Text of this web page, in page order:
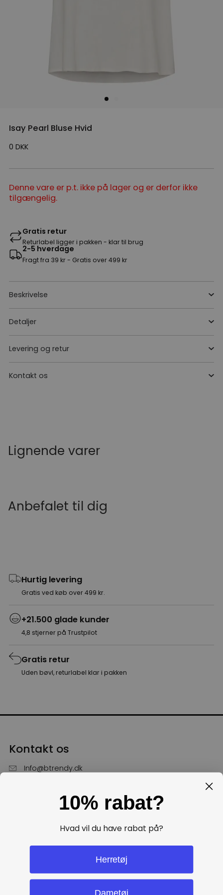
Isay Pearl Bluse Hvid
0 DKK
Denne vare er p.t. ikke på lager og er derfor ikke
tilgængelig.
Gratis retur
Returlabel ligger i pakken - klar til brug
2-5 hverdage
Fragt fra 39 kr - Gratis over 499 kr
Beskrivelse
Detaljer
Levering og retur
Kontakt os
Lignende varer
Anbefalet til dig
Hurtig levering
Gratis ved køb over 499 kr.
+21.500 glade kunder
4,8 stjerner på Trustpilot
Gratis retur
Uden bøvl, returlabel klar i pakken
Kontakt os
Info@btrendy.dk
Hverdage fra kl. 10 - 16
10% rabat?
Hvad vil du have rabat på?
Herretøj